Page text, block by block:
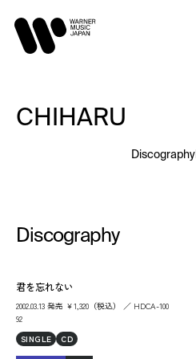
CHIHARU
Discography
Discography
君を忘れない
2002.03.13 発売 ￥1,320（税込） ／ HDCA-100
92
SINGLE
CD